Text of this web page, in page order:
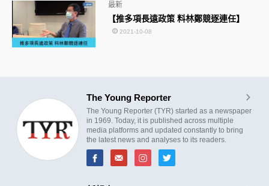
【推多項長遠政策 料林鄭競逐連任】
最新
2021-10-08
The Young Reporter
The Young Reporter (TYR) started as a newspaper
in 1969. Today, it is published across multiple
media platforms and updated constantly to bring
the latest news and analyses to its readers.